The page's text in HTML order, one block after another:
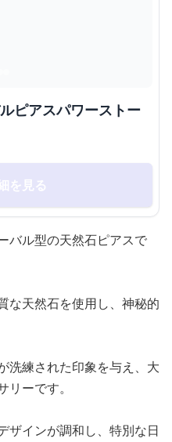
ピアスパワーストー
を見る
バル型の天然石ピアスで
な天然石を使用し、神秘的
洗練された印象を与え、大
ーです。
ザインが調和し、特別な日